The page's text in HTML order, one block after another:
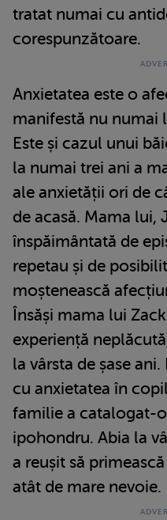
tratat numai cu
corespunzătoare.
Anxietatea este o
manifestă nu numai
Este și cazul unui
la numai trei ani a
ale anxietății ori de
de acasă. Mama lui,
înspăimântată de
repetau și de
moștenească
Însăși mama lui
experiență
la vârsta de șase
cu anxietatea în
familie a catalogat-
ipohondru. Abia la
a reușit să
atât de mare nevoie.